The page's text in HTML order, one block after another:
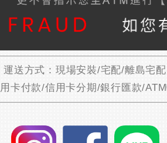
運送方式：現場安裝/宅配/離島宅配
卡付款/信用卡分期/銀行匯款/